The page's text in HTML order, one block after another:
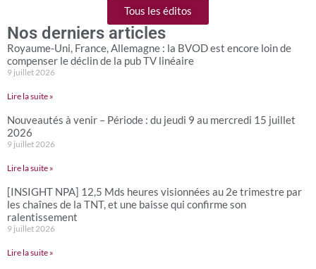
Tous les éditos
Nos derniers articles
Royaume-Uni, France, Allemagne : la BVOD est encore loin de
compenser le déclin de la pub TV linéaire
9 juillet 2026
Lire la suite »
Nouveautés à venir – Période : du jeudi 9 au mercredi 15 juillet
2026
9 juillet 2026
Lire la suite »
[INSIGHT NPA] 12,5 Mds heures visionnées au 2e trimestre par
les chaînes de la TNT, et une baisse qui confirme son
ralentissement
9 juillet 2026
Lire la suite »